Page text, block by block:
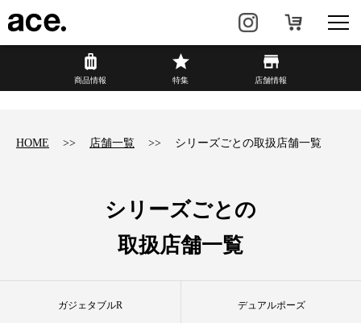
商品情報
カジュアル HAyU×ace.
店舗情報 新着情報
商品情報 特集 店舗情報
HOME 店舗一覧 シリーズごとの取扱店舗一覧
シリーズごとの
取扱店舗一覧
ガジェタブルR デュアルポーズ